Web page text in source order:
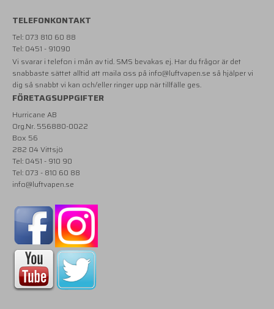
TELEFONKONTAKT
Tel: 073 810 60 88
Tel: 0451 - 91090
Vi svarar i telefon i mån av tid. SMS bevakas ej. Har du frågor är det
snabbaste sättet alltid att maila oss på info@luftvapen.se så hjälper vi
dig så snabbt vi kan och/eller ringer upp när tillfälle ges.
FÖRETAGSUPPGIFTER
Hurricane AB
Org.Nr. 556880-0022
Box 56
282 04 Vittsjö
Tel: 0451 - 910 90
Tel: 073 - 810 60 88
info@luftvapen.se